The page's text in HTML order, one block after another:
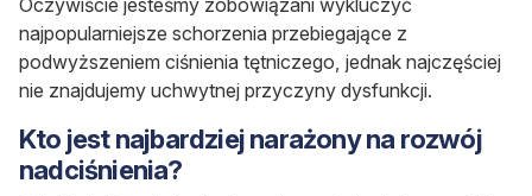
najpopularniejsze schorzenia przebiegające z
podwyższeniem ciśnienia tętniczego, jednak najczęściej
nie znajdujemy uchwytnej przyczyny dysfunkcji.
Kto jest najbardziej narażony na rozwój
nadciśnienia?